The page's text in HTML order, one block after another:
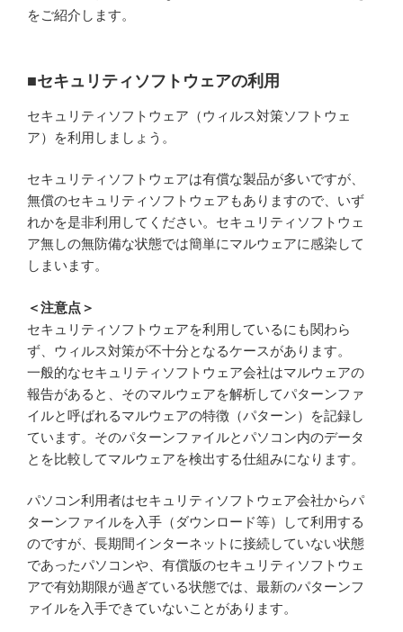
をご紹介します。
■セキュリティソフトウェアの利用
セキュリティソフトウェア（ウィルス対策ソフトウェ
ア）を利用しましょう。
セキュリティソフトウェアは有償な製品が多いですが、
無償のセキュリティソフトウェアもありますので、いず
れかを是非利用してください。セキュリティソフトウェ
ア無しの無防備な状態では簡単にマルウェアに感染して
しまいます。
＜注意点＞
セキュリティソフトウェアを利用しているにも関わら
ず、ウィルス対策が不十分となるケースがあります。
一般的なセキュリティソフトウェア会社はマルウェアの
報告があると、そのマルウェアを解析してパターンファ
イルと呼ばれるマルウェアの特徴（パターン）を記録し
ています。そのパターンファイルとパソコン内のデータ
とを比較してマルウェアを検出する仕組みになります。
パソコン利用者はセキュリティソフトウェア会社からパ
ターンファイルを入手（ダウンロード等）して利用する
のですが、長期間インターネットに接続していない状態
であったパソコンや、有償版のセキュリティソフトウェ
アで有効期限が過ぎている状態では、最新のパターンフ
ァイルを入手できていないことがあります。